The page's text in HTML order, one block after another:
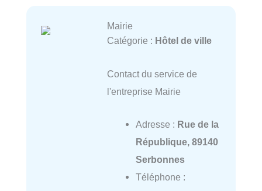
Mairie
Catégorie : Hôtel de ville
Contact du service de
l'entreprise Mairie
Adresse : Rue de la
République, 89140
Serbonnes
Téléphone :